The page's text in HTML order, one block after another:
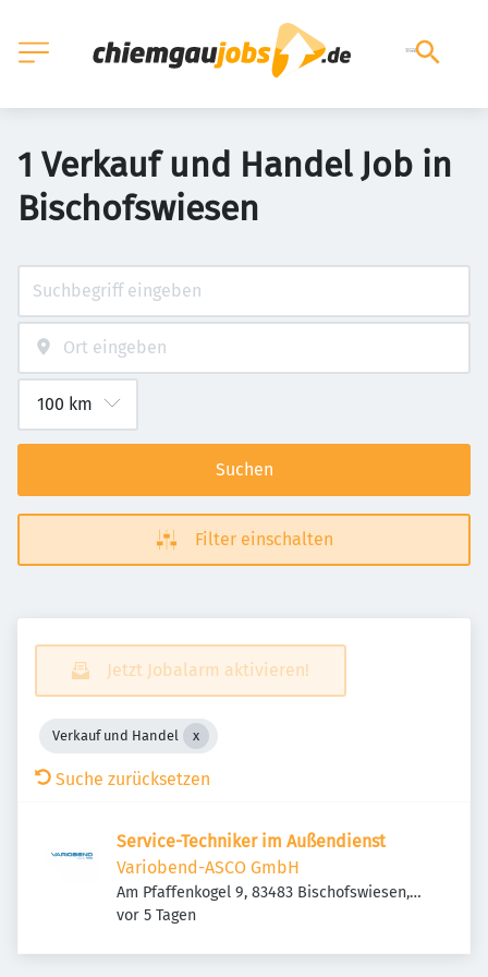
1 Verkauf und Handel Job in
Bischofswiesen
Suchen
Filter einschalten
Jetzt Jobalarm aktivieren!
Verkauf und Handel
Suche zurücksetzen
Service-Techniker im Außendienst
Variobend-ASCO GmbH
Am Pfaffenkogel 9, 83483 Bischofswiesen,
Deutschland
Veröffentlicht
vor 5 Tagen